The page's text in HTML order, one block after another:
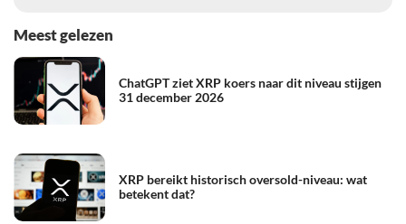
Meest gelezen
ChatGPT ziet XRP koers naar dit niveau stijgen
31 december 2026
XRP bereikt historisch oversold-niveau: wat
betekent dat?